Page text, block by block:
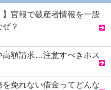
】官報で破産者情報を一般
？
高額請求…注意すべきホス
免れない借金ってどんな